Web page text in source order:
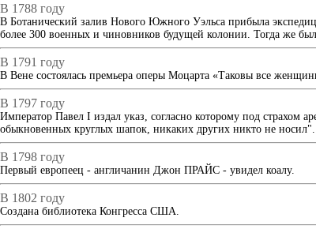
В 1788 году
В Ботанический залив Нового Южного Уэльса прибыла
более 300 военных и чиновников будущей колонии. Тогда же
В 1791 году
В Вене состоялась премьера оперы Моцарта «Таковы все
В 1797 году
Император Павел I издал указ, согласно которому под страхом
обыкновенных круглых шапок, никаких других никто не носил".
В 1798 году
Первый европеец - англичанин Джон ПРАЙС - увидел коалу.
В 1802 году
Создана библиотека Конгресса США.